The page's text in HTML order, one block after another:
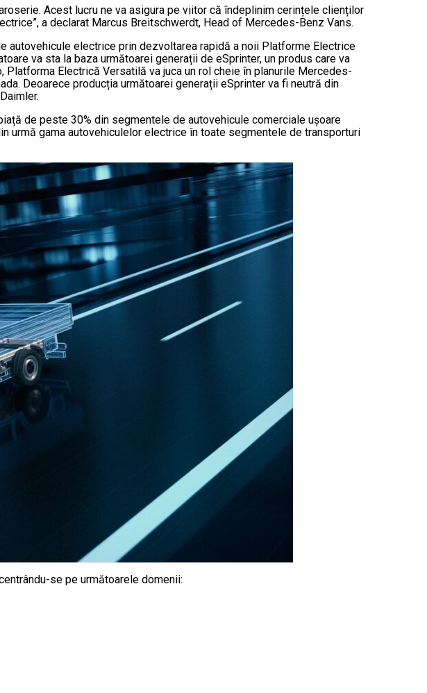
Acest lucru ne va asigura pe viitor că îndeplinim cerințele clienților
a declarat Marcus Breitschwerdt, Head of Mercedes-Benz Vans.
electrice prin dezvoltarea rapidă a noii Platforme Electrice
va sta la baza următoarei generații de eSprinter, un produs care va
Electrică Versatilă va juca un rol cheie în planurile Mercedes-
Deoarece producția următoarei generații eSprinter va fi neutră din
de peste 30% din segmentele de autovehicule comerciale ușoare
urmă gama autovehiculelor electrice în toate segmentele de transporturi
se pe următoarele domenii: